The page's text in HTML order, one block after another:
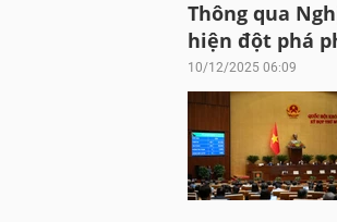
Thông qua
hiện đột phá
10/12/2025 06:09